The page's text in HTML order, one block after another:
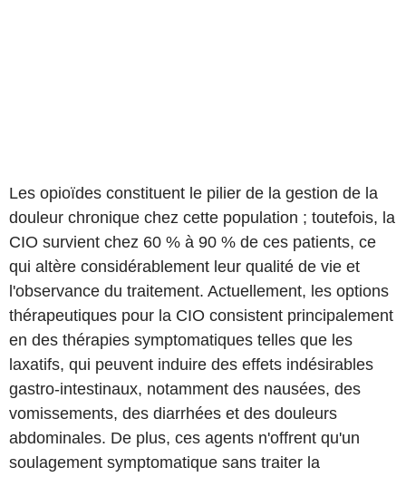
Les opioïdes constituent le pilier de la gestion de la
douleur chronique chez cette population ; toutefois, la
CIO survient chez 60 % à 90 % de ces patients, ce
qui altère considérablement leur qualité de vie et
l'observance du traitement. Actuellement, les options
thérapeutiques pour la CIO consistent principalement
en des thérapies symptomatiques telles que les
laxatifs, qui peuvent induire des effets indésirables
gastro-intestinaux, notamment des nausées, des
vomissements, des diarrhées et des douleurs
abdominales. De plus, ces agents n'offrent qu'un
soulagement symptomatique sans traiter la